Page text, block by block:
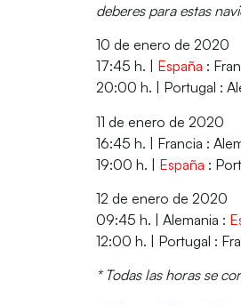
deberes para estas
10 de enero de 2020
17:45 h. | España :
20:00 h. | Portugal :
11 de enero de 2020
16:45 h. | Francia :
19:00 h. | España :
12 de enero de 2020
09:45 h. | Alemania :
12:00 h. | Portugal :
* Todas las horas se